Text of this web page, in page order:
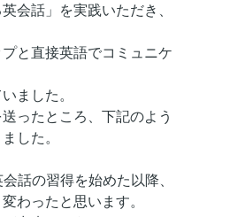
会話」を実践いただき、
と直接英語でコミュニケ
ました。
ったところ、下記のよう
した。
話の習得を始めた以降、
わったと思います。